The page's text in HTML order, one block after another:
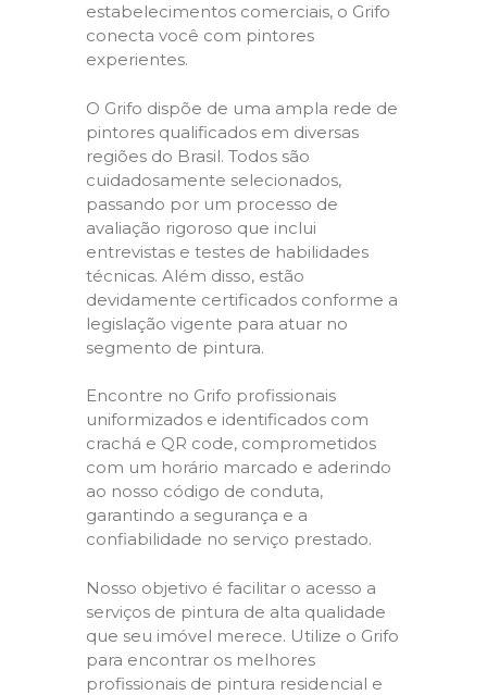
estabelecimentos comerciais, o Grifo
conecta você com pintores
experientes.
O Grifo dispõe de uma ampla rede de
pintores qualificados em diversas
regiões do Brasil. Todos são
cuidadosamente selecionados,
passando por um processo de
avaliação rigoroso que inclui
entrevistas e testes de habilidades
técnicas. Além disso, estão
devidamente certificados conforme a
legislação vigente para atuar no
segmento de pintura.
Encontre no Grifo profissionais
uniformizados e identificados com
crachá e QR code, comprometidos
com um horário marcado e aderindo
ao nosso código de conduta,
garantindo a segurança e a
confiabilidade no serviço prestado.
Nosso objetivo é facilitar o acesso a
serviços de pintura de alta qualidade
que seu imóvel merece. Utilize o Grifo
para encontrar os melhores
profissionais de pintura residencial e